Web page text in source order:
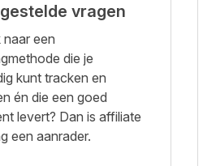
vragen
een
die je
kunt tracken en
én die een goed
levert? Dan is affiliate
een aanrader.